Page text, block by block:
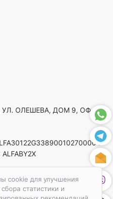
cookie для улучшения
статистики и
УЛ. ОЛЕШЕВА, ДОМ 9, ОФ. 5,
в
от 14.08.2025 Минский